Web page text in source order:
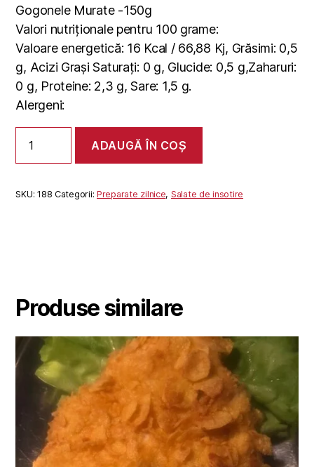
Gogonele Murate -150g
Valori nutriționale pentru 100 grame:
Valoare energetică: 16 Kcal / 66,88 Kj, Grăsimi: 0,5
g, Acizi Grași Saturați: 0 g, Glucide: 0,5 g,Zaharuri:
0 g, Proteine: 2,3 g, Sare: 1,5 g.
Alergeni:
SALATA
DE
ADAUGĂ ÎN COȘ
SKU:188 Categorii:Preparate zilnice, Salate de insotire
Produse similare